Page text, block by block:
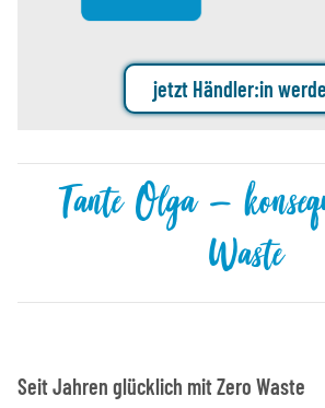
jetzt Händler:in
Tante Olga –
Waste
Seit Jahren glücklich mit Zero Waste